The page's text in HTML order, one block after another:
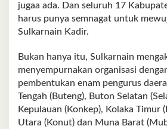
jugaa ada. Dan seluruh 17
harus punya semnagat untuk
Sulkarnain Kadir.
Bukan hanya itu, Sulkarnain
menyempurnakan organisasi
pembentukan enam pengurus
Tengah (Buteng), Buton Selatan
Kepulauan (Konkep), Kolaka Timur
Utara (Konut) dan Muna Barat